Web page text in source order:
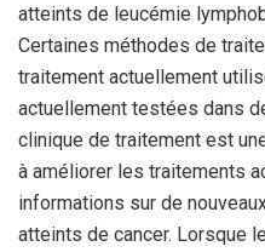
atteints de leucémie
Certaines méthodes de
traitement actuellement
actuellement testées dans
clinique de traitement est
à améliorer les traitements
informations sur de
atteints de cancer. Lorsque